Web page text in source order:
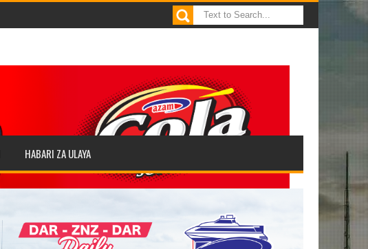
HABARI ZA ULAYA